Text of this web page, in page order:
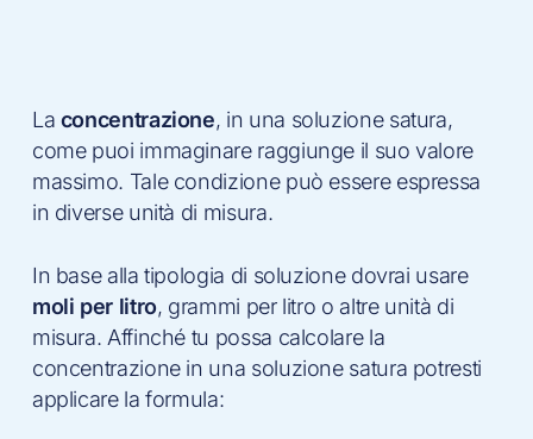
La concentrazione, in una soluzione satura,
come puoi immaginare raggiunge il suo valore
massimo. Tale condizione può essere espressa
in diverse unità di misura.
In base alla tipologia di soluzione dovrai usare
moli per litro, grammi per litro o altre unità di
misura. Affinché tu possa calcolare la
concentrazione in una soluzione satura potresti
applicare la formula: